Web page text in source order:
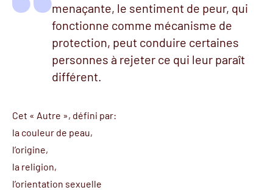
menaçante, le sentiment de peur, qui
fonctionne comme mécanisme de
protection, peut conduire certaines
personnes à rejeter ce qui leur paraît
différent.
Cet « Autre », défini par:
la couleur de peau,
l’origine,
la religion,
l’orientation sexuelle